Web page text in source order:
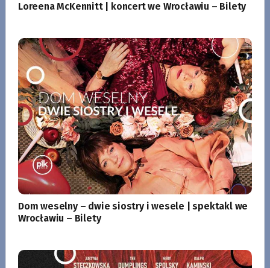
Loreena McKennitt | koncert we Wrocławiu – Bilety
Dom weselny – dwie siostry i wesele | spektakl we
Wrocławiu – Bilety